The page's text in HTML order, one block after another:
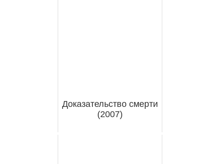
Доказательство смерти
(2007)